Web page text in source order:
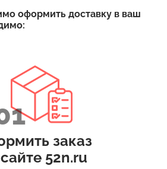
оформить доставку в ваш
заказ
52n.ru